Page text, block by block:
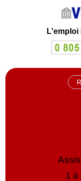
L'emploi
1 à